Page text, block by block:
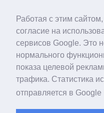
Работая с этим
согласие на
сервисов Google. Это
нормального
показа целевой
трафика. Статистика
отправляется в Google